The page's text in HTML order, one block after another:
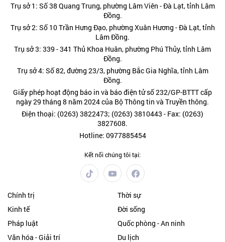
Trụ sở 1: Số 38 Quang Trung, phường Lâm Viên - Đà Lạt, tỉnh Lâm
Đồng.
Trụ sở 2: Số 10 Trần Hưng Đạo, phường Xuân Hương - Đà Lạt, tỉnh
Lâm Đồng.
Trụ sở 3: 339 - 341 Thủ Khoa Huân, phường Phú Thủy, tỉnh Lâm
Đồng.
Trụ sở 4: Số 82, đường 23/3, phường Bắc Gia Nghĩa, tỉnh Lâm
Đồng.
Giấy phép hoạt động báo in và báo điện tử số 232/GP-BTTT cấp
ngày 29 tháng 8 năm 2024 của Bộ Thông tin và Truyền thông.
Điện thoại: (0263) 3822473; (0263) 3810443 - Fax: (0263)
3827608.
Hotline: 0977885454
Kết nối chúng tôi tại:
Chính trị
Thời sự
Kinh tế
Đời sống
Pháp luật
Quốc phòng - An ninh
Văn hóa - Giải trí
Du lịch